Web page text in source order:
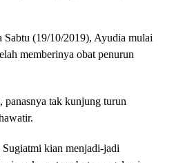
Sabtu (19/10/2019), Ayudia mulai
memberinya obat penurun
panasnya tak kunjung turun
kian menjadi-jadi